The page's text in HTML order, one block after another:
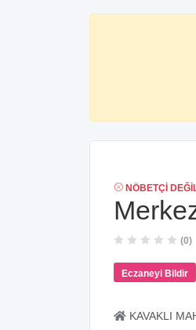
NÖBETÇI
(0)
Eczaneyi Bildir
KAVAKLI